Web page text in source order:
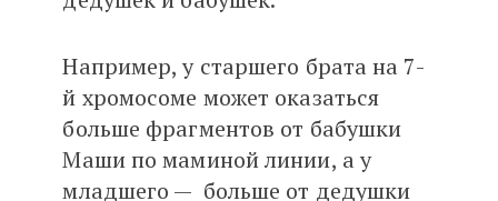
Например, у старшего брата на 7-
й хромосоме может оказаться
больше фрагментов от бабушки
Маши по маминой линии, а у
младшего — больше от дедушки